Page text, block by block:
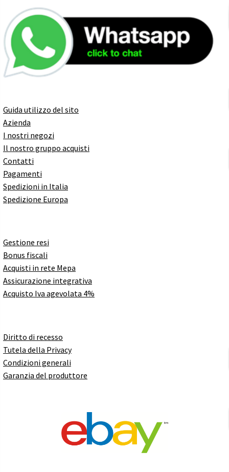
Guida utilizzo del sito
Azienda
I nostri negozi
Il nostro gruppo acquisti
Contatti
Pagamenti
Spedizioni in Italia
Spedizione Europa
Gestione resi
Bonus fiscali
Acquisti in rete Mepa
Assicurazione integrativa
Acquisto Iva agevolata 4%
Diritto di recesso
Tutela della Privacy
Condizioni generali
Garanzia del produttore